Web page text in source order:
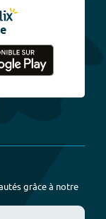
grâce à notre